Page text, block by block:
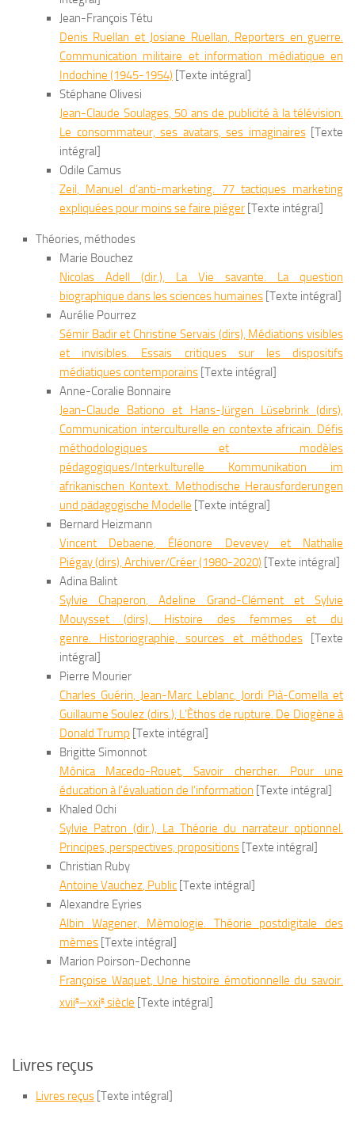
Jean-François Tétu
Denis Ruellan et Josiane Ruellan, Reporters en guerre.
Communication militaire et information médiatique en
Indochine (1945-1954) [Texte intégral]
Stéphane Olivesi
Jean-Claude Soulages, 50 ans de publicité à la télévision.
Le consommateur, ses avatars, ses imaginaires[Texte
intégral]
Odile Camus
Zeil, Manuel d’anti-marketing. 77 tactiques marketing
expliquées pour moins se faire piéger [Texte intégral]
Théories, méthodes
Marie Bouchez
Nicolas Adell (dir.), La Vie savante. La question
biographique dans les sciences humaines [Texte intégral]
Aurélie Pourrez
Sémir Badiret Christine Servais(dirs), Médiations visibles
et invisibles. Essais critiques sur les dispositifs
médiatiques contemporains [Texte intégral]
Anne-Coralie Bonnaire
Jean-Claude Bationo et Hans-Jürgen Lüsebrink(dirs),
Communication interculturelle en contexte africain. Défis
méthodologiques et modèles
pédagogiques/Interkulturelle Kommunikation im
afrikanischen Kontext. Methodische Herausforderungen
und pädagogische Modelle [Texte intégral]
Bernard Heizmann
Vincent Debaene, Éléonore Deveveyet Nathalie
Piégay(dirs), Archiver/Créer (1980-2020) [Texte intégral]
Adina Balint
Sylvie Chaperon, Adeline Grand-Clémentet Sylvie
Mouysset (dirs), Histoire des femmes et du
genre.
Historiographie, sources et méthodes[Texte
intégral]
Pierre Mourier
Charles Guérin, Jean-Marc Leblanc, Jordi Pià-Comellaet
GuillaumeSoulez (dirs.), L’Èthos de rupture. De Diogène à
Donald Trump [Texte intégral]
Brigitte Simonnot
Mônica Macedo-Rouet,Savoir chercher. Pour une
éducation à l’évaluation de l’information [Texte intégral]
Khaled Ochi
Sylvie Patron (dir.), La Théorie du narrateur optionnel.
Principes, perspectives, propositions [Texte intégral]
Christian Ruby
Antoine Vauchez, Public [Texte intégral]
Alexandre Eyries
Albin Wagener, Mèmologie. Théorie postdigitale des
mèmes [Texte intégral]
Marion Poirson-Dechonne
Françoise Waquet, Une histoire émotionnelle du savoir.
xviie–xxie siècle [Texte intégral]
Livres reçus
Livres reçus [Texte intégral]